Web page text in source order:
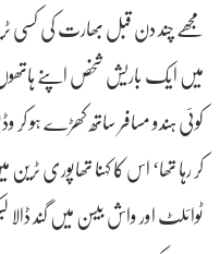
مجھے چند دن قبل بھارت کی کسی
میں ایک باریش شخص اپنے
کوئی ہندو مسافر ساتھ کھڑے ہو کر
کر رہا تھا‘ اس کا کہنا تھاپوری
ٹوائلٹ اور واش بیسن میں گند